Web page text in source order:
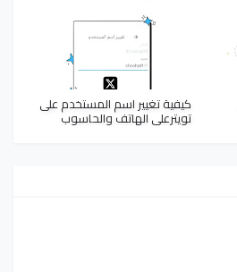
كيفية تغيير اسم المستخدم على
تويترعلى الهاتف والحاسوب